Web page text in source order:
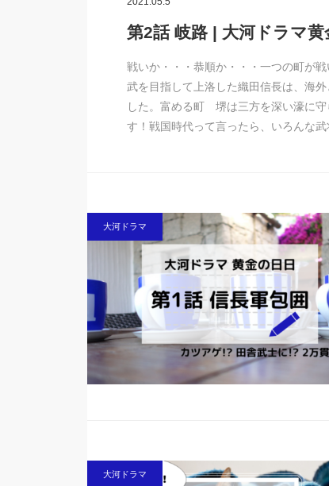
第2話 岐路 | 大河ドラマ
戦いか・・・恭順か・・・一つの町が
武を目指して上洛した織田信長は、海
した。富める町 堺は三方を深い濠に
す！戦国時代って言ったら、いろんな
大河ドラマ
大河ドラマ